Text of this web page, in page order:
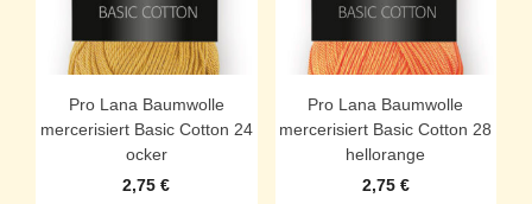
Pro Lana Baumwolle
mercerisiert Basic Cotton 24
ocker
2,75€
Pro Lana Baumwolle
mercerisiert Basic Cotton 28
hellorange
2,75 €